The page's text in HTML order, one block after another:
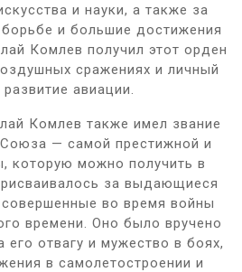
и науки, а также за
и большие достижения
Комлев получил этот орден
сражениях и личный
авиации.
Комлев также имел звание
— самой престижной и
которую можно получить в
за выдающиеся
во время войны
времени. Оно было вручено
отвагу и мужество в боях,
в самолетостроении и